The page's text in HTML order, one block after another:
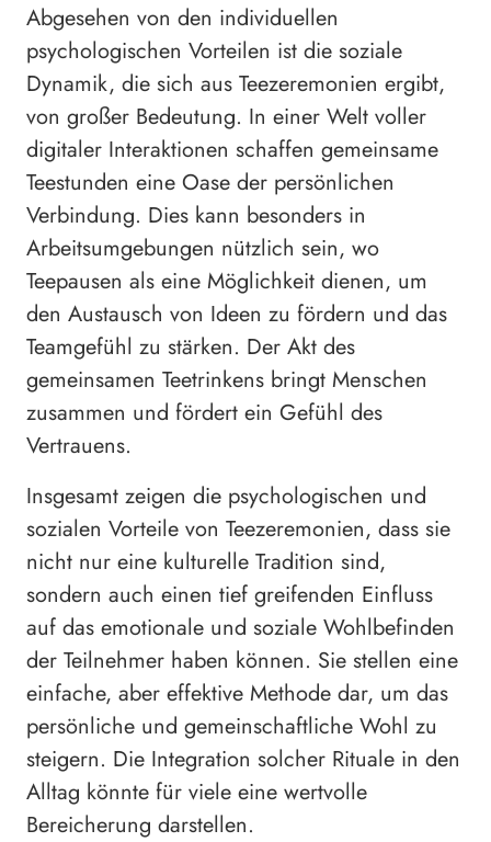
Abgesehen von den individuellen
psychologischen Vorteilen ist die soziale
Dynamik, die sich aus Teezeremonien ergibt,
von großer Bedeutung. In einer Welt voller
digitaler Interaktionen schaffen gemeinsame
Teestunden eine Oase der persönlichen
Verbindung. Dies kann besonders in
Arbeitsumgebungen nützlich sein, wo
Teepausen als eine Möglichkeit dienen, um
den Austausch von Ideen zu fördern und das
Teamgefühl zu stärken. Der Akt des
gemeinsamen Teetrinkens bringt Menschen
zusammen und fördert ein Gefühl des
Vertrauens.
Insgesamt zeigen die psychologischen und
sozialen Vorteile von Teezeremonien, dass sie
nicht nur eine kulturelle Tradition sind,
sondern auch einen tief greifenden Einfluss
auf das emotionale und soziale Wohlbefinden
der Teilnehmer haben können. Sie stellen eine
einfache, aber effektive Methode dar, um das
persönliche und gemeinschaftliche Wohl zu
steigern. Die Integration solcher Rituale in den
Alltag könnte für viele eine wertvolle
Bereicherung darstellen.